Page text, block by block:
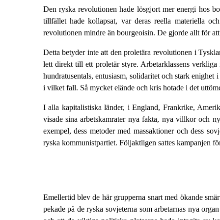
Den ryska revolutionen hade lösgjort mer energi hos
tillfället hade kollapsat, var deras reella materiella
revolutionen mindre än bourgeoisin. De gjorde allt för
Detta betyder inte att den proletära revolutionen i
lett direkt till ett proletär styre. Arbetarklassens
hundratusentals, entusiasm, solidaritet och stark
i vilket fall. Så mycket elände och kris hotade i det
I alla kapitalistiska länder, i England, Frankrike,
visade sina arbetskamrater nya fakta, nya villkor och
exempel, dess metoder med massaktioner och dess
ryska kommunistpartiet. Följaktligen sattes kampanjen
Emellertid blev de här grupperna snart med ökande
pekade på de ryska sovjeterna som arbetarnas nya